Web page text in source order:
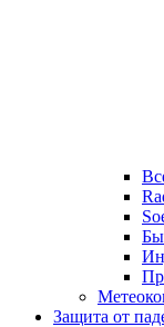
Защита от